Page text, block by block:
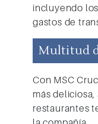
incluyendo
gastos de
Multitud
Con MSC
más
restaurantes